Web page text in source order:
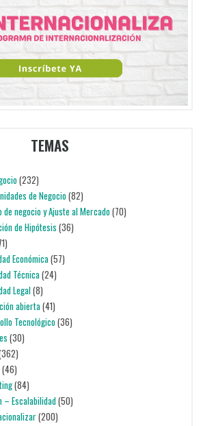
TEMAS
(232)
de Negocio(82)
de negocio y Ajuste al Mercado(70)
de Hipótesis (36)
Económica(57)
Técnica(24)
Legal(8)
abierta(41)
Tecnológico(36)
(30)
(46)
(84)
– Escalabilidad(50)
(200)